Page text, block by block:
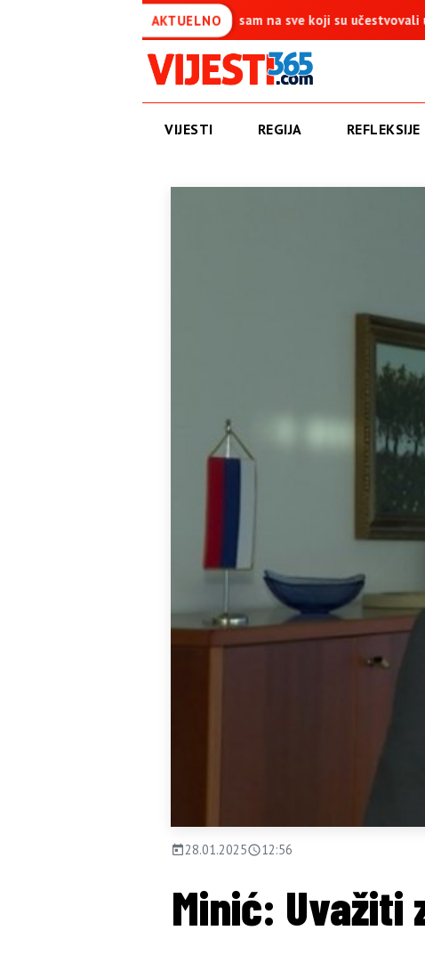
AKTUELNO
je simbol pobjede – Ponosan sam na sve koji su učestvovali u ovoj
VIJESTI REGIJA REFLEKSIJE
28.01.2025 12:56
Minić: Uvažiti